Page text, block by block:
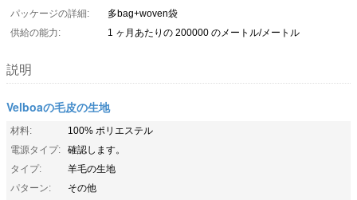
パッケージの詳細:
多bag+woven袋
供給の能力:
1 ヶ月あたりの 200000 のメートル/メートル
説明
Velboaの毛皮の生地
材料:
100% ポリエステル
電源タイプ:
確認します。
タイプ:
羊毛の生地
パターン:
その他